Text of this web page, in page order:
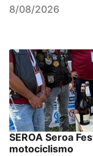
8/08/2026
SEROA Seroa
motociclismo